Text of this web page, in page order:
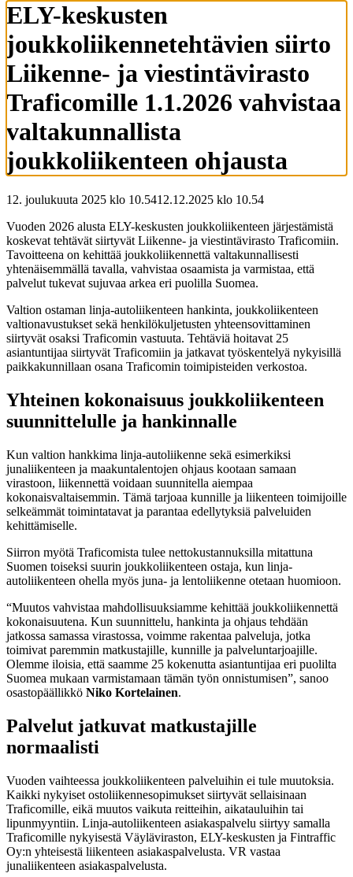
ELY-keskusten
joukkoliikennetehtävien siirto
Liikenne- ja viestintävirasto
Traficomille 1.1.2026 vahvistaa
valtakunnallista
joukkoliikenteen ohjausta
12. joulukuuta 2025 klo 10.5412.12.2025 klo 10.54
Vuoden 2026 alusta ELY-keskusten joukkoliikenteen järjestämistä
koskevat tehtävät siirtyvät Liikenne- ja viestintävirasto Traficomiin.
Tavoitteena on kehittää joukkoliikennettä valtakunnallisesti
yhtenäisemmällä tavalla, vahvistaa osaamista ja varmistaa, että
palvelut tukevat sujuvaa arkea eri puolilla Suomea.
Valtion ostaman linja-autoliikenteen hankinta, joukkoliikenteen
valtionavustukset sekä henkilökuljetusten yhteensovittaminen
siirtyvät osaksi Traficomin vastuuta. Tehtäviä hoitavat 25
asiantuntijaa siirtyvät Traficomiin ja jatkavat työskentelyä nykyisillä
paikkakunnillaan osana Traficomin toimipisteiden verkostoa.
Yhteinen kokonaisuus joukkoliikenteen
suunnittelulle ja hankinnalle
Kun valtion hankkima linja-autoliikenne sekä esimerkiksi
junaliikenteen ja maakuntalentojen ohjaus kootaan samaan
virastoon, liikennettä voidaan suunnitella aiempaa
kokonaisvaltaisemmin. Tämä tarjoaa kunnille ja liikenteen toimijoille
selkeämmät toimintatavat ja parantaa edellytyksiä palveluiden
kehittämiselle.
Siirron myötä Traficomista tulee nettokustannuksilla mitattuna
Suomen toiseksi suurin joukkoliikenteen ostaja, kun linja-
autoliikenteen ohella myös juna- ja lentoliikenne otetaan huomioon.
“Muutos vahvistaa mahdollisuuksiamme kehittää joukkoliikennettä
kokonaisuutena. Kun suunnittelu, hankinta ja ohjaus tehdään
jatkossa samassa virastossa, voimme rakentaa palveluja, jotka
toimivat paremmin matkustajille, kunnille ja palveluntarjoajille.
Olemme iloisia, että saamme 25 kokenutta asiantuntijaa eri puolilta
Suomea mukaan varmistamaan tämän työn onnistumisen”, sanoo
osastopäällikkö Niko Kortelainen.
Palvelut jatkuvat matkustajille
normaalisti
Vuoden vaihteessa joukkoliikenteen palveluihin ei tule muutoksia.
Kaikki nykyiset ostoliikennesopimukset siirtyvät sellaisinaan
Traficomille, eikä muutos vaikuta reitteihin, aikatauluihin tai
lipunmyyntiin. Linja-autoliikenteen asiakaspalvelu siirtyy samalla
Traficomille nykyisestä Väyläviraston, ELY-keskusten ja Fintraffic
Oy:n yhteisestä liikenteen asiakaspalvelusta. VR vastaa
junaliikenteen asiakaspalvelusta.